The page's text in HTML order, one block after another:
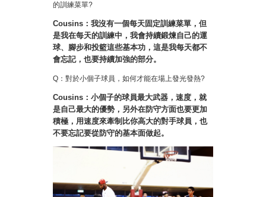
的訓練菜單?
Cousins：我沒有一個每天固定訓練菜單，但
是我在每天的訓練中，我會持續鍛煉自己的運
球、腳步和投籃這些基本功，這是我每天都不
會忘記，也要持續加強的部分。
Q：對於小個子球員，如何才能在場上發光發熱?
Cousins：小個子的球員最大武器，速度，就
是自己最大的優勢，另外在防守方面也要更加
積極，用速度來牽制比你高大的對手球員，也
不要忘記要從防守的基本面做起。